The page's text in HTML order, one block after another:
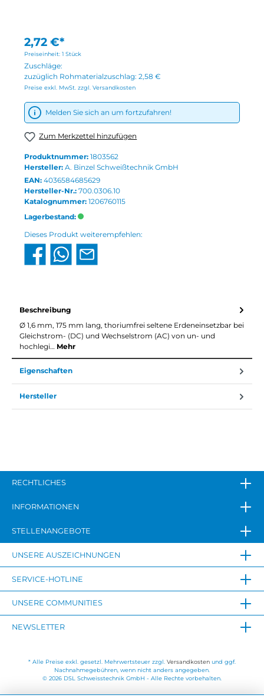
2,72 €*
Preiseinheit: 1 Stück
Zuschläge:
zuzüglich Rohmaterialzuschlag: 2,58 €
Preise exkl. MwSt. zzgl. Versandkosten
Melden Sie sich an um fortzufahren!
Zum Merkzettel hinzufügen
Produktnummer: 1803562
Hersteller: A. Binzel Schweißtechnik GmbH
EAN: 4036584685629
Hersteller-Nr.: 700.0306.10
Katalognummer: 1206760115
Lagerbestand:
Dieses Produkt weiterempfehlen:
Beschreibung
Ø 1,6 mm, 175 mm lang, thoriumfrei seltene Erdeneinsetzbar bei
Gleichstrom- (DC) und Wechselstrom (AC) von un- und
hochlegi… Mehr
Eigenschaften
Hersteller
RECHTLICHES
INFORMATIONEN
STELLENANGEBOTE
UNSERE AUSZEICHNUNGEN
SERVICE-HOTLINE
UNSERE COMMUNITIES
NEWSLETTER
* Alle Preise exkl. gesetzl. Mehrwertsteuer zzgl. Versandkosten und ggf.
Nachnahmegebühren, wenn nicht anders angegeben.
© 2026 DSL Schweisstechnik GmbH - Alle Rechte vorbehalten.